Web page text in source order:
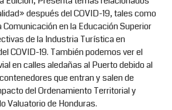
después del COVID-19, tales como
en la Educación Superior
de la Industria Turística en
COVID-19. También podemos ver el
en calles aledañas al Puerto debido al
que entran y salen de
del Ordenamiento Territorial y
Valuatorio de Honduras.